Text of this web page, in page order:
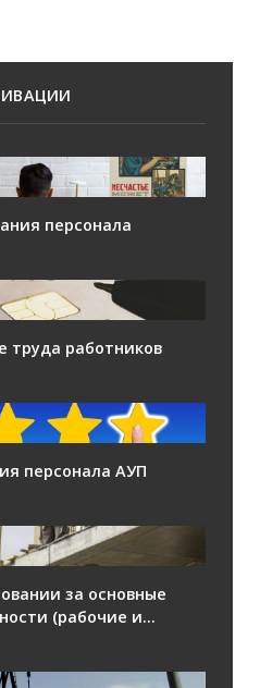
персонала
труда работников
персонала АУП
за основные
(рабочие и...